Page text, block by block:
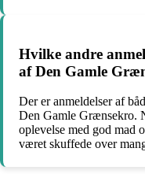
Hvilke andre
af Den Gamle
Der er anmeldelser af
Den Gamle Grænsekro.
oplevelse med god mad
været skuffede over